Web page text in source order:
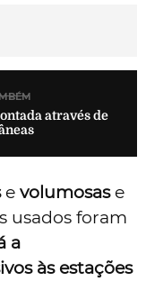
através de
e volumosase
usados foram
a
às estações